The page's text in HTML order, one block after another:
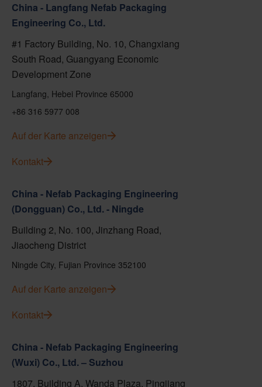
China - Langfang Nefab Packaging
Engineering Co., Ltd.
#1 Factory Building, No. 10, Changxiang
South Road, Guangyang Economic
Development Zone
Langfang, Hebei Province 65000
+86 316 5977 008
Auf der Karte anzeigen
Kontakt
China - Nefab Packaging Engineering
(Dongguan) Co., Ltd. - Ningde
Building 2, No. 100, Jinzhang Road,
Jiaocheng District
Ningde City, Fujian Province 352100
Auf der Karte anzeigen
Kontakt
China - Nefab Packaging Engineering
(Wuxi) Co., Ltd. – Suzhou
1807, Building A, Wanda Plaza, Pingjiang